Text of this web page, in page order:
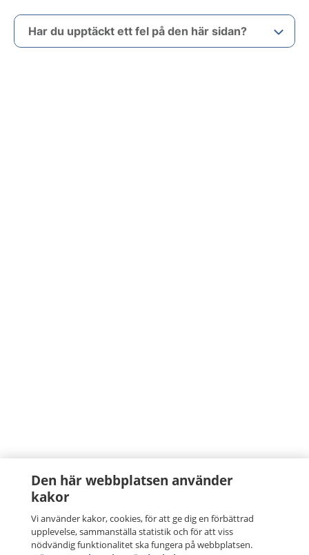
Har du upptäckt ett fel på den här sidan?
Den här webbplatsen använder
kakor
Vi använder kakor, cookies, för att ge dig en förbättrad
upplevelse, sammanställa statistik och för att viss
nödvändig funktionalitet ska fungera på webbplatsen.